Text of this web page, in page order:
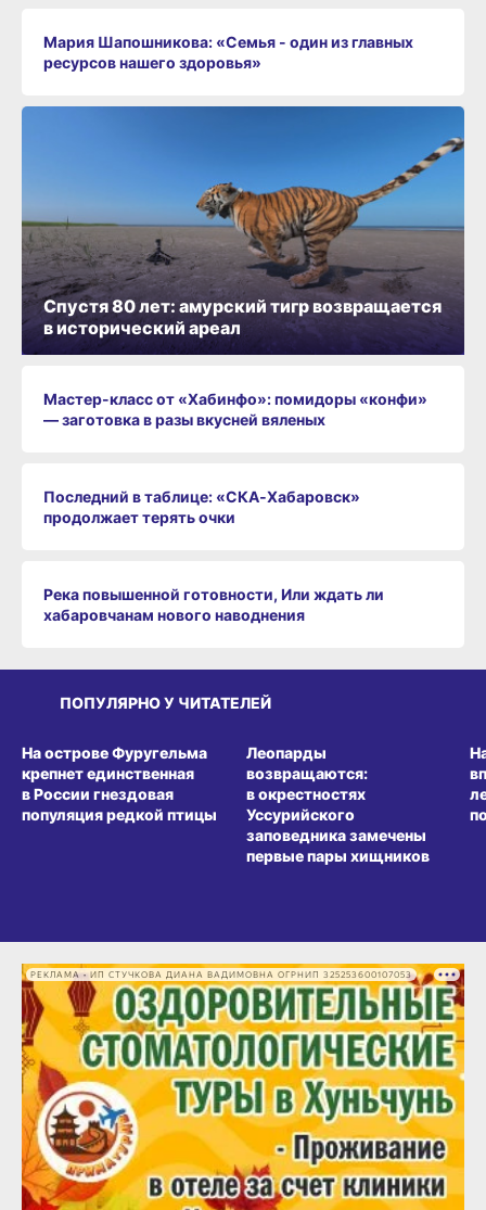
Мария Шапошникова: «Семья - один из главных
ресурсов нашего здоровья»
Мастер-класс от «Хабинфо»: помидоры «конфи»
— заготовка в разы вкусней вяленых
Последний в таблице: «СКА‑Хабаровск»
продолжает терять очки
Река повышенной готовности, Или ждать ли
хабаровчанам нового наводнения
Спустя 80 лет: амурский тигр возвращается
в исторический ареал
ПОПУЛЯРНО У ЧИТАТЕЛЕЙ
На острове Фуругельма
крепнет единственная
в России гнездовая
популяция редкой птицы
Леопарды
возвращаются:
в окрестностях
Уссурийского
заповедника замечены
первые пары хищников
РЕКЛАМА • ИП СТУЧКОВА ДИАНА ВАДИМОВНА ОГРНИП 325253600107053